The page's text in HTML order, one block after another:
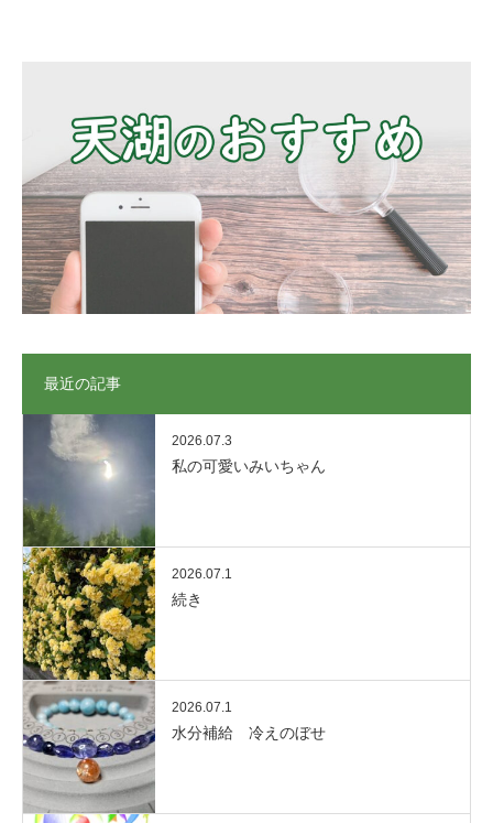
最近の記事
2026.07.3
私の可愛いみいちゃん
2026.07.1
続き
2026.07.1
水分補給 冷えのぼせ